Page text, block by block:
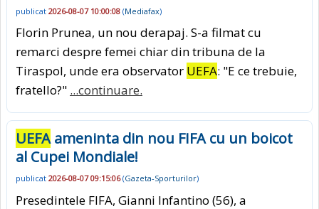
publicat 2026-08-07 10:00:08 (Mediafax)
Florin Prunea, un nou derapaj. S-a filmat cu
remarci despre femei chiar din tribuna de la
Tiraspol, unde era observator UEFA: "E ce trebuie,
fratello?" ...continuare.
UEFAameninta din nou FIFA cu un boicot
al Cupei Mondiale!
publicat 2026-08-07 09:15:06(Gazeta-Sporturilor)
Presedintele FIFA, Gianni Infantino (56), a